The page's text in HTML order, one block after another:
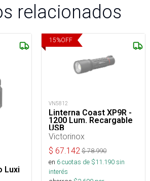
relacionados
Luxi
15%OFF
VN5812
Linterna Coast XP9R -
1200 Lum. Recargable
USB
Victorinox
$ 67.142 $78.990
en 6cuotas de $11.190sin
interés